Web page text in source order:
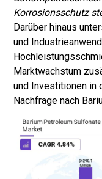
Korrosionsschutz
Darüber hinaus
und
Marktwachstum
und Investitionen in
Nachfrage nach